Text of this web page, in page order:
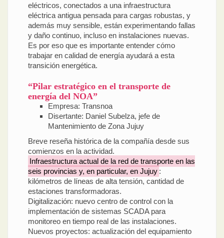
eléctricos, conectados a una infraestructura
eléctrica antigua pensada para cargas robustas, y
además muy sensible, están experimentando fallas
y daño continuo, incluso en instalaciones nuevas.
Es por eso que es importante entender cómo
trabajar en calidad de energía ayudará a esta
transición energética.
“Pilar estratégico en el transporte de
energía del NOA”
Empresa: Transnoa
Disertante: Daniel Subelza, jefe de
Mantenimiento de Zona Jujuy
Breve reseña histórica de la compañía desde sus
comienzos en la actividad.
Infraestructura actual de la red de transporte en las
seis provincias y, en particular, en Jujuy :
kilómetros de líneas de alta tensión, cantidad de
estaciones transformadoras.
Digitalización: nuevo centro de control con la
implementación de sistemas SCADA para
monitoreo en tiempo real de las instalaciones.
Nuevos proyectos: actualización del equipamiento